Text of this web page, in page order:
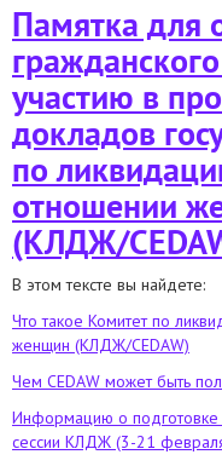
Памятка для
участию в
докладов
по
отношении
(КЛДЖ/
В этом тексте вы найдете:
Что такое Комитет по
женщин (КЛДЖ/CEDAW)
Чем CEDAW может быть
Информацию о подготовке
сессии КЛДЖ (3-21